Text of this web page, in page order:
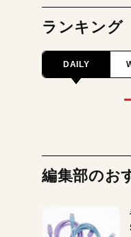
ランキング
DAILY
編集部のお